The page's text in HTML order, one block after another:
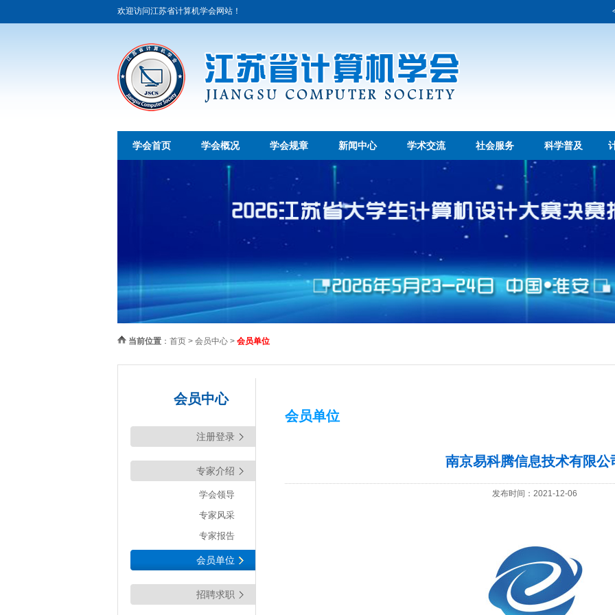
欢迎访问江苏省计算机学会网站！
学会首页 学会概况 学会规章 新闻中心 学术交流 社会服务 科学普及
当前位置： 首页> 会员中心 > 会员单位
会员中心
注册登录
专家介绍
学会领导
专家风采
专家报告
会员单位
招聘求职
会员单位
南京易科腾信息技术有限公
发布时间：2021-12-06